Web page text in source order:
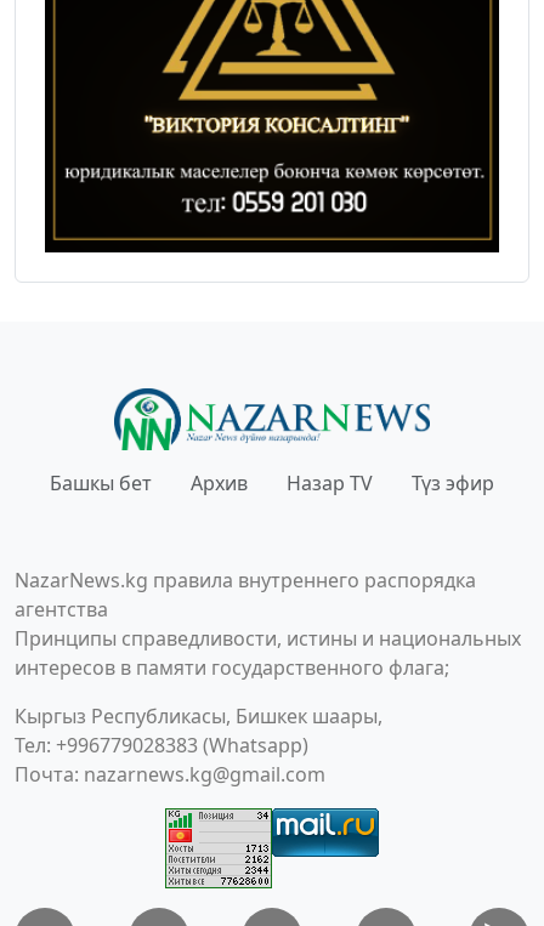
Башкы бет Архив Назар TV Түз эфир
NazarNews.kg правила внутреннего распорядка
агентства
Принципы справедливости, истины и национальных
интересов в памяти государственного флага;
Кыргыз Республикасы, Бишкек шаары,
Тел: +996779028383 (Whatsapp)
Почта: nazarnews.kg@gmail.com